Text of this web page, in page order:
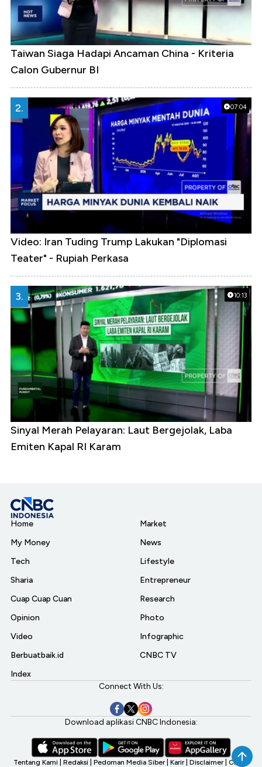
Taiwan Siaga Hadapi Ancaman China - Kriteria
Calon Gubernur BI
07:04
2.
Video: Iran Tuding Trump Lakukan "Diplomasi
Teater" - Rupiah Perkasa
10:13
3.
Sinyal Merah Pelayaran: Laut Bergejolak, Laba
Emiten Kapal RI Karam
Home
My Money
Tech
Sharia
Cuap Cuap Cuan
Opinion
Video
Berbuatbaik.id
Index
Market
News
Lifestyle
Entrepreneur
Research
Photo
Infographic
CNBC TV
Connect With Us:
Download aplikasi CNBC Indonesia:
Tentang Kami Redaksi Pedoman Media Siber Karir Disclaimer CNBC